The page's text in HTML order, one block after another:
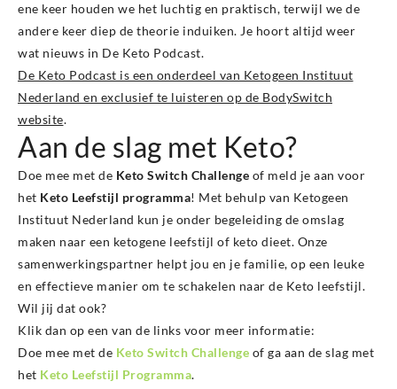
ene keer houden we het luchtig en praktisch, terwijl we de
andere keer diep de theorie induiken. Je hoort altijd weer
wat nieuws in De Keto Podcast.
De Keto Podcast is een onderdeel van Ketogeen Instituut
Nederland en exclusief te luisteren op de BodySwitch
website.
Aan de slag met Keto?
Doe mee met de Keto Switch Challenge of meld je aan voor
het Keto Leefstijl programma! Met behulp van Ketogeen
Instituut Nederland kun je onder begeleiding de omslag
maken naar een ketogene leefstijl of keto dieet. Onze
samenwerkingspartner helpt jou en je familie, op een leuke
en effectieve manier om te schakelen naar de Keto leefstijl.
Wil jij dat ook?
Klik dan op een van de links voor meer informatie:
Doe mee met de Keto Switch Challenge of ga aan de slag met
het Keto Leefstijl Programma.